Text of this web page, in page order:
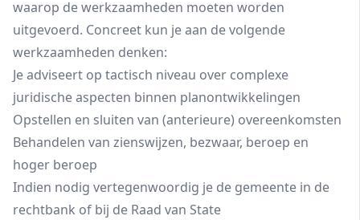
waarop de werkzaamheden moeten worden
uitgevoerd. Concreet kun je aan de volgende
werkzaamheden denken:
Je adviseert op tactisch niveau over complexe
juridische aspecten binnen planontwikkelingen
Opstellen en sluiten van (anterieure) overeenkomsten
Behandelen van zienswijzen, bezwaar, beroep en
hoger beroep
Indien nodig vertegenwoordig je de gemeente in de
rechtbank of bij de Raad van State